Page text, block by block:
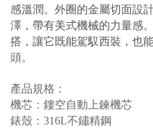
感溫潤。 外圈的金屬切面設
澤，帶有美式機械的力量感。
搭，讓它既能駕馭西裝，也
頭。
產品規格：
機芯：鏤空自動上鍊機芯
錶殼：316L不鏽精鋼